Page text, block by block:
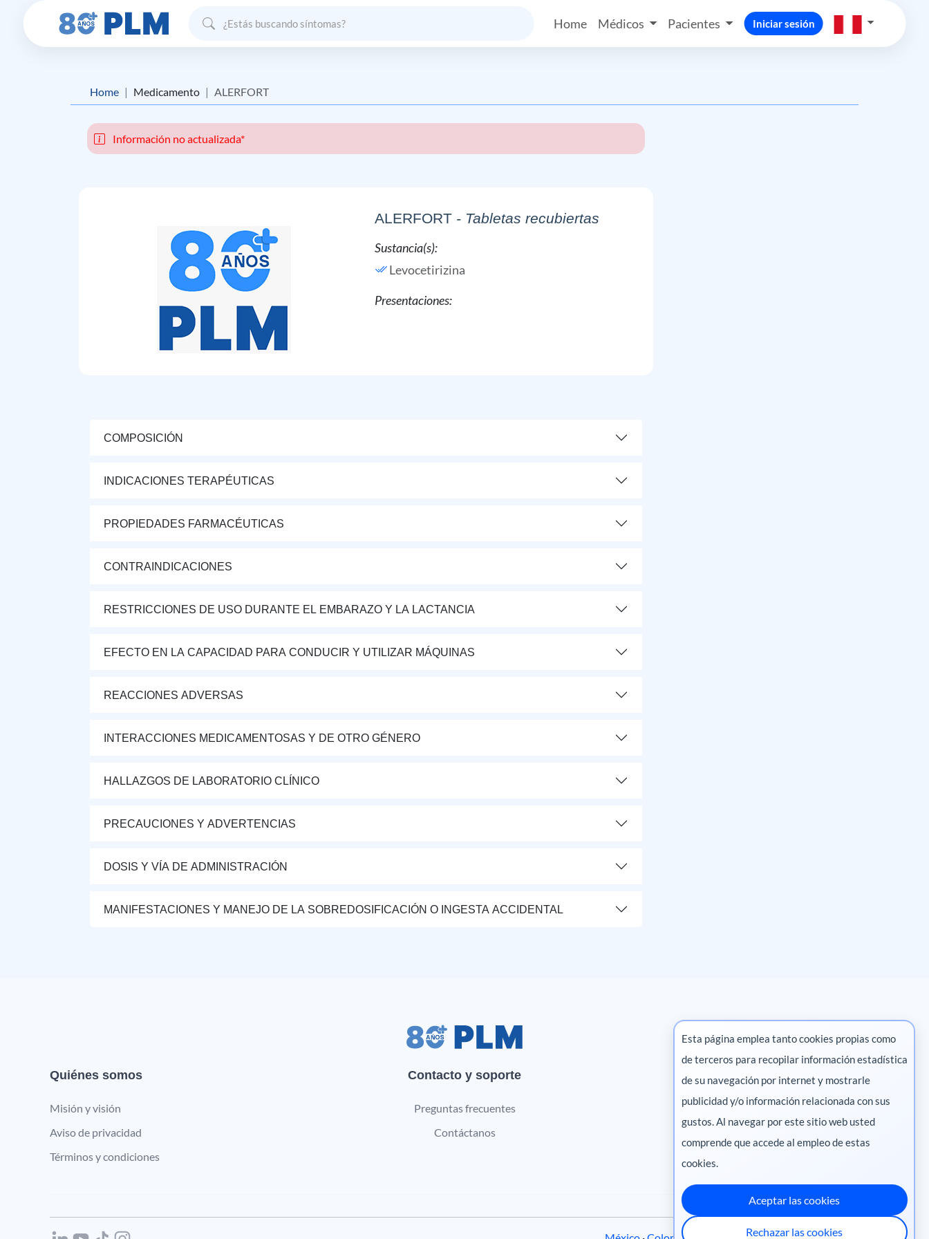
Home Médicos Pacientes Iniciar sesión
Home Medicamento ALERFORT
Información no actualizada*
ALERFORT - Tabletas recubiertas
Sustancia(s):
Levocetirizina
Presentaciones:
COMPOSICIÓN
INDICACIONES TERAPÉUTICAS
PROPIEDADES FARMACÉUTICAS
CONTRAINDICACIONES
RESTRICCIONES DE USO DURANTE EL EMBARAZO Y LA LACTANCIA
EFECTO EN LA CAPACIDAD PARA CONDUCIR Y UTILIZAR MÁQUINAS
REACCIONES ADVERSAS
INTERACCIONES MEDICAMENTOSAS Y DE OTRO GÉNERO
HALLAZGOS DE LABORATORIO CLÍNICO
PRECAUCIONES Y ADVERTENCIAS
DOSIS Y VÍA DE ADMINISTRACIÓN
MANIFESTACIONES Y MANEJO DE LA SOBREDOSIFICACIÓN O INGESTA ACCIDENTAL
Quiénes somos
Misión y visión
Aviso de privacidad
Términos y condiciones
Contacto y soporte
Preguntas frecuentes
Contáctanos
Marketing digital
Pharma
Esta página emplea tanto cookies propias como
de terceros para recopilar información estadística
de su navegación por internet y mostrarle
publicidad y/o información relacionada con sus
gustos. Al navegar por este sitio web usted
comprende que accede al empleo de estas
cookies.
Aceptar las cookies
Rechazar las cookies